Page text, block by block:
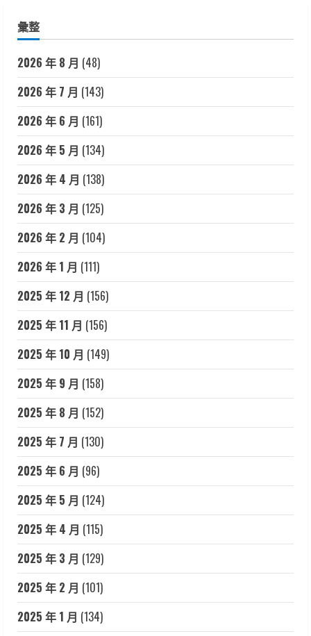
彙整
2026 年 8 月 (48)
2026 年 7 月 (143)
2026 年 6 月 (161)
2026 年 5 月 (134)
2026 年 4 月 (138)
2026 年 3 月 (125)
2026 年 2 月 (104)
2026 年 1 月 (111)
2025 年 12 月 (156)
2025 年 11 月 (156)
2025 年 10 月 (149)
2025 年 9 月 (158)
2025 年 8 月 (152)
2025 年 7 月 (130)
2025 年 6 月 (96)
2025 年 5 月 (124)
2025 年 4 月 (115)
2025 年 3 月 (129)
2025 年 2 月 (101)
2025 年 1 月 (134)